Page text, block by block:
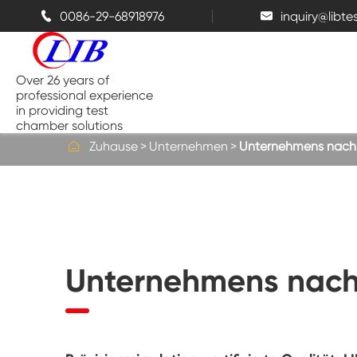
 0086-29-68918976 
Over 26 years of
professional experience
in providing test
chamber solutions
Thermische Kammern
 Zuhause Unternehmen Unternehmens
Unternehmens